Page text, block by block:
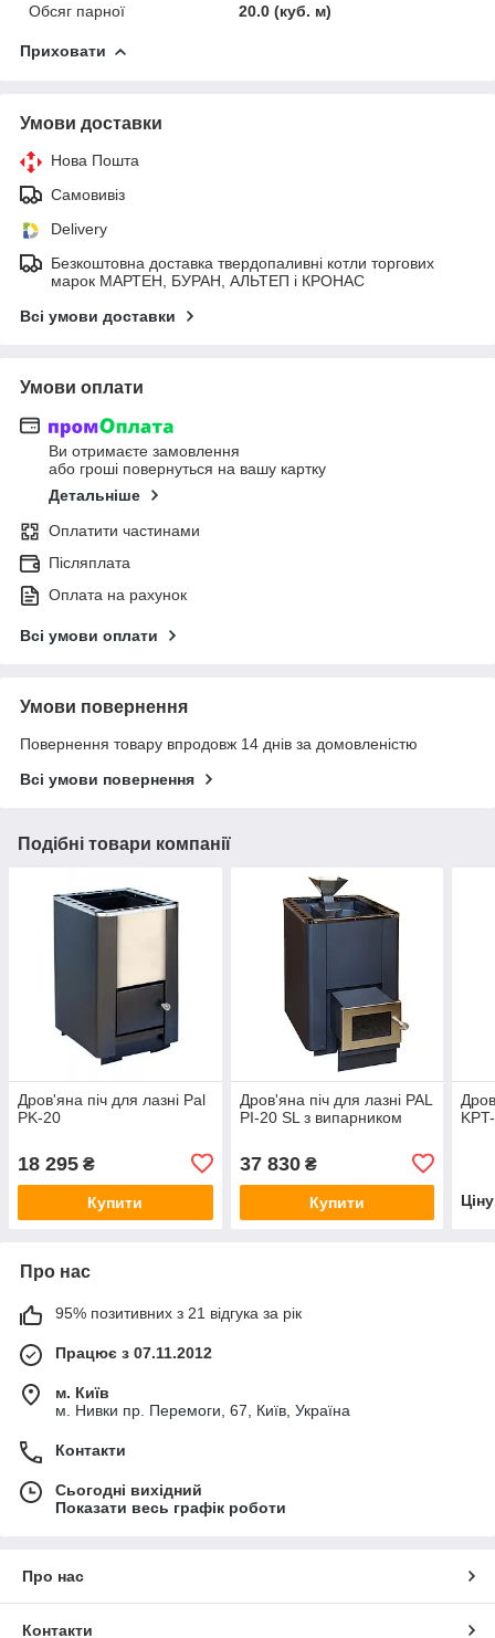
Обсяг парної
20.0 (куб. м)
Приховати
Умови доставки
Нова Пошта
Самовивіз
Delivery
Безкоштовна доставка твердопаливні котли торгових
марок МАРТЕН, БУРАН, АЛЬТЕП і КРОНАС
Всі умови доставки
Умови оплати
Ви отримаєте замовлення
або гроші повернуться на вашу картку
Детальніше
Оплатити частинами
Післяплата
Оплата на рахунок
Всі умови оплати
Умови повернення
Повернення товару впродовж 14 днів за домовленістю
Всі умови повернення
Подібні товари компанії
Дров'яна піч для лазні Pal
PK-20
18 295 ₴
Купити
Дров'яна піч для лазні PAL
PI-20 SL з випарником
37 830₴
Купити
Про нас
95% позитивних з 21 відгука за рік
Працює з 07.11.2012
м. Київ
м. Нивки пр. Перемоги, 67, Київ, Україна
Контакти
Сьогодні вихідний
Показати весь графік роботи
Про нас
Контакти